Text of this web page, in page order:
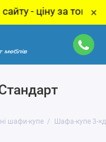
за товар ×
шафи-купе Шафа-купе 3-